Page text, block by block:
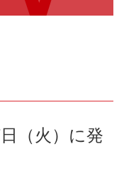
（火）に発